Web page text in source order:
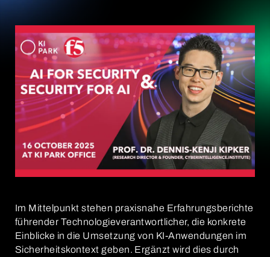
Im Mittelpunkt stehen praxisnahe Erfahrungsberichte
führender Technologieverantwortlicher, die konkrete
Einblicke in die Umsetzung von KI-Anwendungen im
Sicherheitskontext geben. Ergänzt wird dies durch